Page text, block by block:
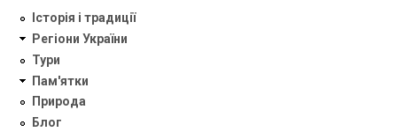
Історія і традиції
Регіони України
Тури
Пам'ятки
Природа
Блог